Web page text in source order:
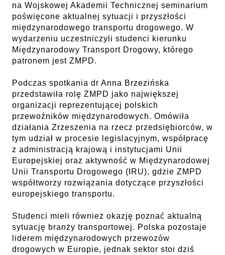
na Wojskowej Akademii Technicznej seminarium
poświęcone aktualnej sytuacji i przyszłości
międzynarodowego transportu drogowego. W
wydarzeniu uczestniczyli studenci kierunku
Międzynarodowy Transport Drogowy, którego
patronem jest ZMPD.
Podczas spotkania dr Anna Brzezińska
przedstawiła rolę ZMPD jako największej
organizacji reprezentującej polskich
przewoźników międzynarodowych. Omówiła
działania Zrzeszenia na rzecz przedsiębiorców, w
tym udział w procesie legislacyjnym, współpracę
z administracją krajową i instytucjami Unii
Europejskiej oraz aktywność w Międzynarodowej
Unii Transportu Drogowego (IRU), gdzie ZMPD
współtworzy rozwiązania dotyczące przyszłości
europejskiego transportu.
Studenci mieli również okazję poznać aktualną
sytuację branży transportowej. Polska pozostaje
liderem międzynarodowych przewozów
drogowych w Europie, jednak sektor stoi dziś